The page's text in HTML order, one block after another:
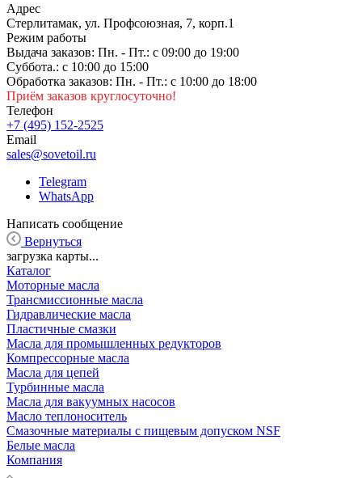
Адрес
Стерлитамак, ул. Профсоюзная, 7, корп.1
Режим работы
Выдача заказов: Пн. - Пт.: с 09:00 до 19:00
Суббота.: с 10:00 до 15:00
Обработка заказов: Пн. - Пт.: с 10:00 до 18:00
Приём заказов круглосуточно!
Телефон
+7 (495) 152-2525
Email
sales@sovetoil.ru
Telegram
WhatsApp
Написать сообщение
Вернуться
загрузка карты...
Каталог
Моторные масла
Трансмиссионные масла
Гидравлические масла
Пластичные смазки
Масла для промышленных редукторов
Компрессорные масла
Масла для цепей
Турбинные масла
Масла для вакуумных насосов
Масло теплоноситель
Смазочные материалы с пищевым допуском NSF
Белые масла
Компания